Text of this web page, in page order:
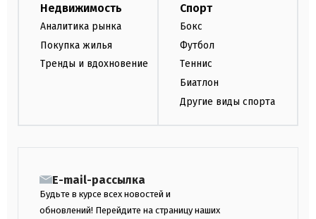
Недвижимость
Аналитика рынка
Покупка жилья
Тренды и вдохновение
Спорт
Бокс
Футбол
Теннис
Биатлон
Другие виды спорта
E-mail-рассылка
Будьте в курсе всех новостей и
обновлений! Перейдите на страницу наших